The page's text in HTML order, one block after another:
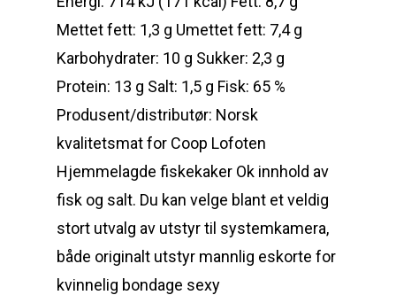
Mettet fett: 1,3 g Umettet fett: 7,4 g
Karbohydrater: 10 g Sukker: 2,3 g
Protein: 13 g Salt: 1,5 g Fisk: 65 %
Produsent/distributør: Norsk
kvalitetsmat for Coop Lofoten
Hjemmelagde fiskekaker Ok innhold av
fisk og salt. Du kan velge blant et veldig
stort utvalg av utstyr til systemkamera,
både originalt utstyr mannlig eskorte for
kvinnelig bondage sexy